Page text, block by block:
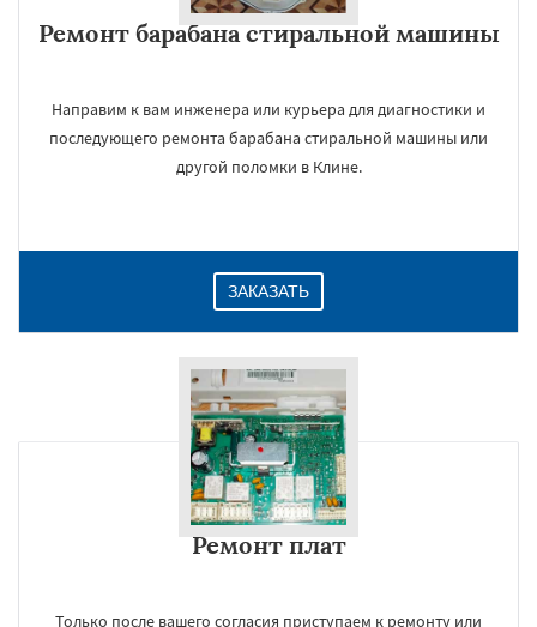
Ремонт барабана стиральной машины
Направим к вам инженера или курьера для диагностики и
последующего ремонта барабана стиральной машины или
другой поломки в Клине.
ЗАКАЗАТЬ
Ремонт плат
Только после вашего согласия приступаем к ремонту или